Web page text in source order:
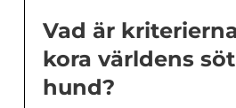
Vad är
kora världens
hund?